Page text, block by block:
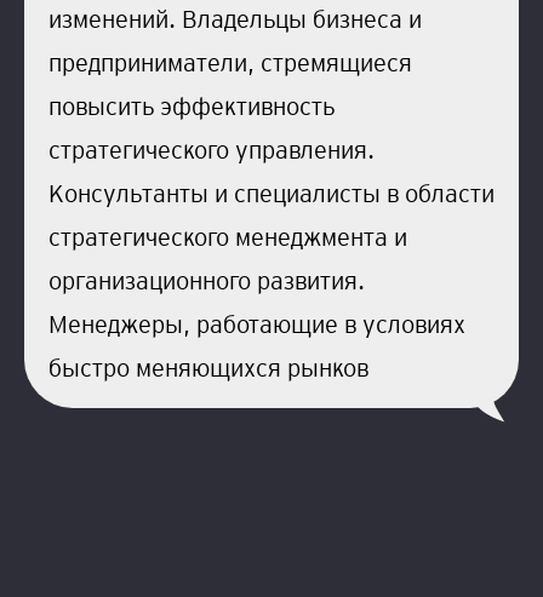
изменений. Владельцы бизнеса и
предприниматели, стремящиеся
повысить эффективность
стратегического управления.
Консультанты и специалисты в области
стратегического менеджмента и
организационного развития.
Менеджеры, работающие в условиях
быстро меняющихся рынков